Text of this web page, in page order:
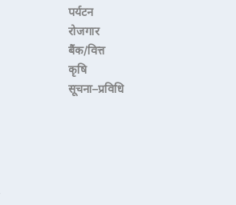
पर्यटन
रोजगार
बैंक/वित्त
कृषि
सूचना–प्रविधि